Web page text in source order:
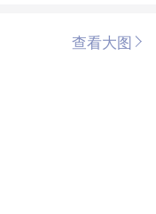
查看大图